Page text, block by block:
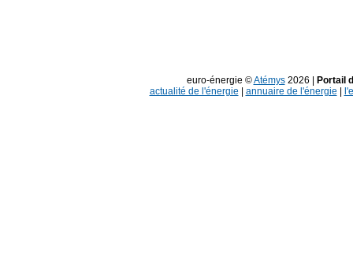
euro-énergie ©Atémys2026 |
Portail
actualité de l'énergie
annuaire de l'énergie